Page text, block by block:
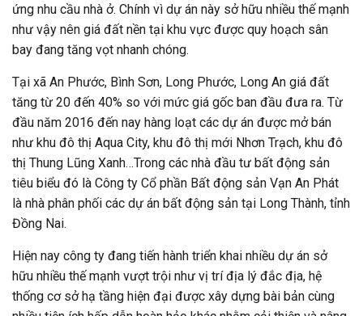
ứng nhu cầu nhà ở. Chính vì dự án này sở hữu nhiều thế mạnh
như vậy nên giá đất nền tại khu vực được quy hoạch sân
bay đang tăng vọt nhanh chóng.
Tại xã An Phước, Bình Sơn, Long Phước, Long An giá đất
tăng từ 20 đến 40% so với mức giá gốc ban đầu đưa ra. Từ
đầu năm 2016 đến nay hàng loạt các dự án được mở bán
như khu đô thị Aqua City, khu đô thị mới Nhơn Trạch, khu đô
thị Thung Lũng Xanh…Trong các nhà đầu tư bất động sản
tiêu biểu đó là Công ty Cổ phần Bất động sản Vạn An Phát
là nhà phân phối các dự án bất động sản tại Long Thành, tỉnh
Đồng Nai.
Hiện nay công ty đang tiến hành triển khai nhiều dự án sở
hữu nhiều thế mạnh vượt trội như vị trí địa lý đắc địa, hệ
thống cơ sở hạ tầng hiện đại được xây dựng bài bản cùng